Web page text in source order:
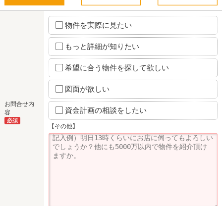
お問合せ内
容
必須
物件を実際に見たい
もっと詳細が知りたい
希望に合う物件を探して欲しい
図面が欲しい
資金計画の相談をしたい
【その他】